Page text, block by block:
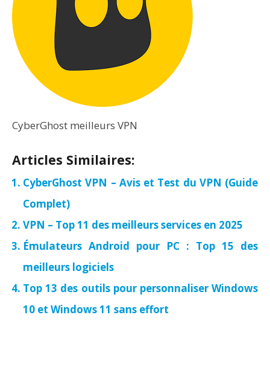
CyberGhost meilleurs VPN
Articles Similaires:
CyberGhost VPN – Avis et Test du VPN (Guide
Complet)
VPN – Top 11 des meilleurs services en 2025
Émulateurs Android pour PC : Top 15 des
meilleurs logiciels
Top 13 des outils pour personnaliser Windows
10 et Windows 11 sans effort